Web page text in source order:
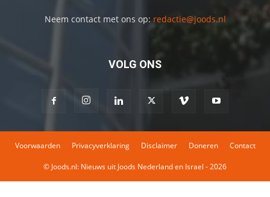
Neem contact met ons op: redactie@joods.nl
VOLG ONS
Voorwaarden Privacyverklaring Disclaimer Doneren Contact
© Joods.nl: Nieuws uit Joods Nederland en Israel - 2026